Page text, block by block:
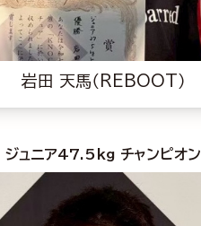
岩田 天馬（REBOOT）
ジュニア47.5kg チャンピオン